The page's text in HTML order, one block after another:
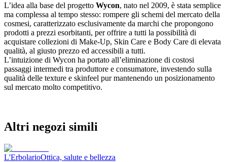
L’idea alla base del progetto Wycon, nato nel 2009, è stata semplice
ma complessa al tempo stesso: rompere gli schemi del mercato della
cosmesi, caratterizzato esclusivamente da marchi che propongono
prodotti a prezzi esorbitanti, per offrire a tutti la possibilità di
acquistare collezioni di Make-Up, Skin Care e Body Care di elevata
qualità, al giusto prezzo ed accessibili a tutti.
L’intuizione di Wycon ha portato all’eliminazione di costosi
passaggi intermedi tra produttore e consumatore, investendo sulla
qualità delle texture e skinfeel pur mantenendo un posizionamento
sul mercato molto competitivo.
Altri negozi simili
L'ErbolarioOttica, salute e bellezza